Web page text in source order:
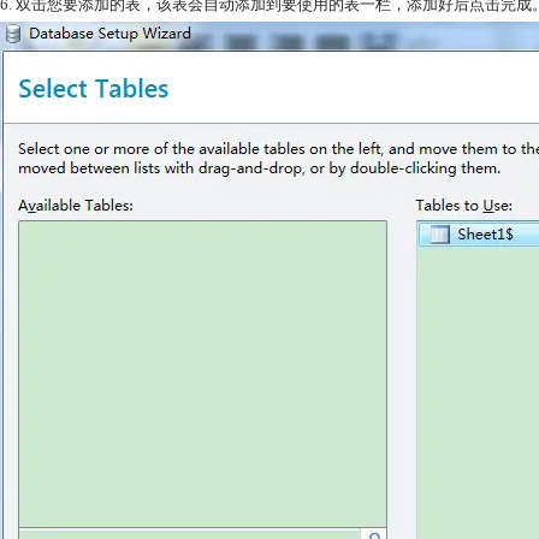
6. 双击您要添加的表，该表会自动添加到要使用的表一栏，添加好后点击完成